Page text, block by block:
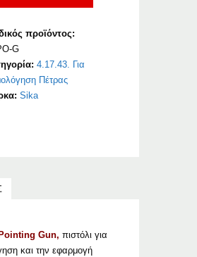
προϊόντος:
G
4.17.43. Για
Πέτρας
Sika
Gun, πιστόλι για
και την εφαρμογή